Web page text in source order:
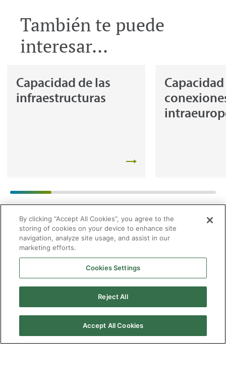
También te puede
interesar...
Capacidad de las
infraestructuras
2026 © Enagás S.A. Todos los derechos reservados
natural
By clicking “Accept All Cookies”, you agree to the
storing of cookies on your device to enhance site
navigation, analyze site usage, and assist in our
marketing efforts.
Cookies Settings
Reject All
Accept All Cookies